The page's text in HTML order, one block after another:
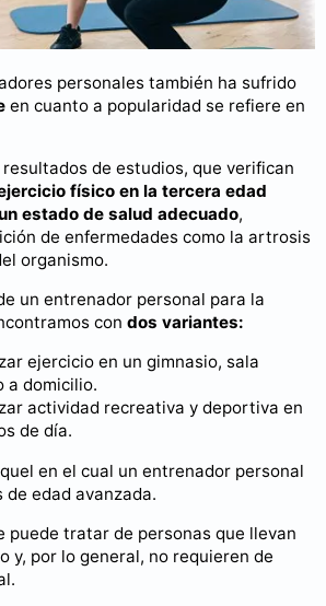
personales también ha sufrido
en cuanto a popularidad se refiere en
de estudios, que verifican
físico en la tercera edad
estado de salud adecuado,
de enfermedades como la artrosis
organismo.
un entrenador personal para la
con dos variantes:
ejercicio en un gimnasio, sala
a domicilio.
actividad recreativa y deportiva en
de día.
en el cual un entrenador personal
edad avanzada.
puede tratar de personas que llevan
y, por lo general, no requieren de